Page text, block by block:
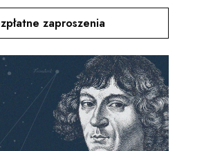
zaproszenia